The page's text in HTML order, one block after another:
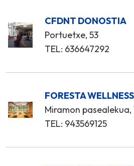
CFDNT DONOSTIA
Portuetxe, 53
TEL: 636647292
FORESTA
Miramon pasealekua,
TEL: 943569125